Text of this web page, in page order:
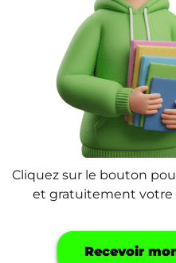
Cliquez sur le bouton
et gratuitement votre
Recevoir